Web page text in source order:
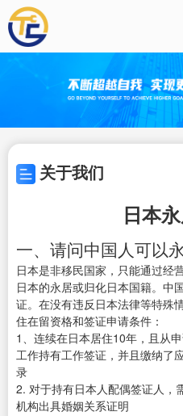
关于我们
日本
一、请问中国人可以
日本是非移民国家，只能通过经
日本的永居或归化日本国籍。中
证。在没有违反日本法律等特殊
住在留资格和签证申请条件：
1、连续在日本居住10年，且从
工作持有工作签证，并且缴纳了
录
2. 对于持有日本人配偶签证人，
机构出具婚姻关系证明